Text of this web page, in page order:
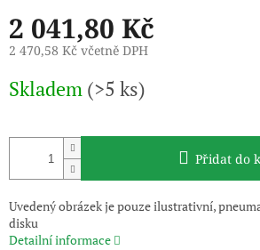
2 041,80 Kč
2 470,58 Kč včetně DPH
cena:
Skladem (>5 ks)
Přidat do
Uvedený obrázek je pouze ilustrativní,
disku
Detailní informace